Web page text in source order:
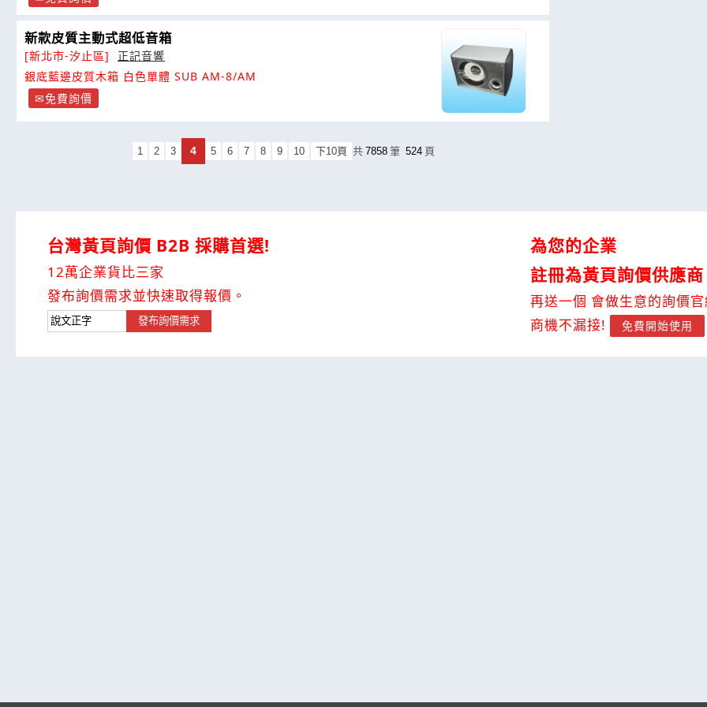
新款皮質主動式超低音箱
[新北市-汐止區]
正記音響
銀底藍邊皮質木箱 白色單體 SUB AM-8/AM
免費詢價
1 2 3 4 5 6 7 8 9 10 下10頁 共 7858 筆 524 頁
台灣黃頁詢價 B2B 採購首選!
12萬企業貨比三家
發布詢價需求並快速取得報價。
發布詢價需求
為您的企業
註冊為黃頁詢價供應商
再送一個 會做生意的詢價
商機不漏接!
免費開始使用